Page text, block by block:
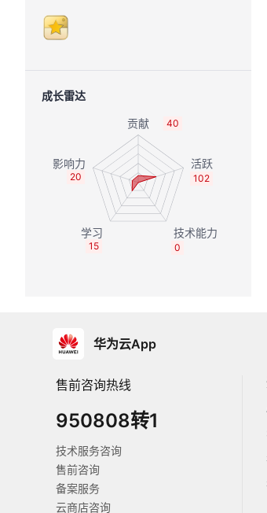
成长雷达
40
102
0
15
20
华为云App
售前咨询热线
950808转1
技术服务咨询
售前咨询
备案服务
云商店咨询